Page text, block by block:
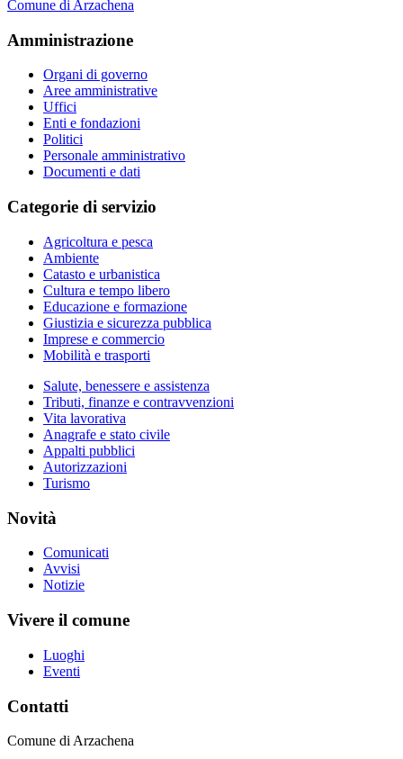
Comune di Arzachena
Amministrazione
Organi di governo
Aree amministrative
Uffici
Enti e fondazioni
Politici
Personale amministrativo
Documenti e dati
Categorie di servizio
Agricoltura e pesca
Ambiente
Catasto e urbanistica
Cultura e tempo libero
Educazione e formazione
Giustizia e sicurezza pubblica
Imprese e commercio
Mobilità e trasporti
Salute, benessere e assistenza
Tributi, finanze e contravvenzioni
Vita lavorativa
Anagrafe e stato civile
Appalti pubblici
Autorizzazioni
Turismo
Novità
Comunicati
Avvisi
Notizie
Vivere il comune
Luoghi
Eventi
Contatti
Comune di Arzachena